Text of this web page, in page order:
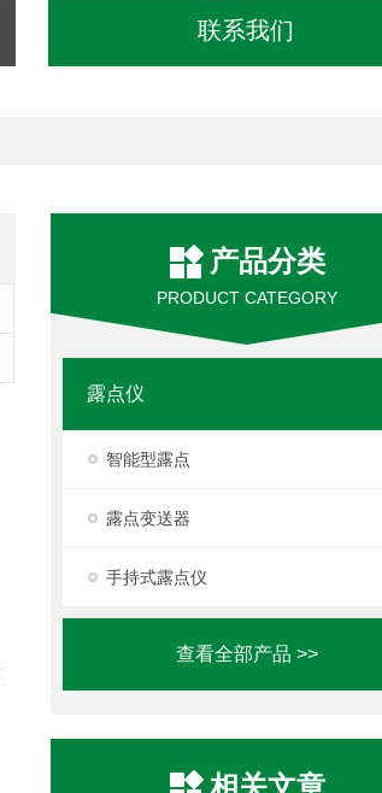
联系我们
产品分类
PRODUCT CATEGORY
露点仪
智能型露点
露点变送器
手持式露点仪
查看全部产品 >>
相关文章